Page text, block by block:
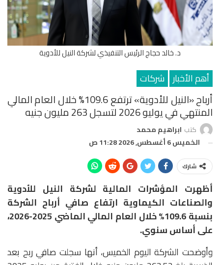
د. خالد حجاج الرئيس التنفيذي لشركة النيل للأدوية
أهم الأخبار شركات
أرباح «النيل للأدوية» ترتفع 109.6% خلال العام المالي
المنتهي في يوليو 2026 لتسجل 263 مليون جنيه
كتب ابراهيم محمد
الخميس 6 أغسطس, 2026 11:28 ص
شارك
أظهرت المؤشرات المالية لشركة النيل للأدوية
والصناعات الكيماوية ارتفاع صافي أرباح الشركة
بنسبة 109.6% خلال العام المالي الماضي 2025-2026،
على أساس سنوي.
وأوضحت الشركة اليوم الخميس، أنها سجلت صافي ربح بعد